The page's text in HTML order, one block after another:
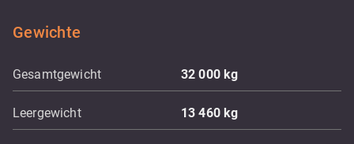
Gewichte
Gesamtgewicht 32 000kg
Leergewicht 13 460kg